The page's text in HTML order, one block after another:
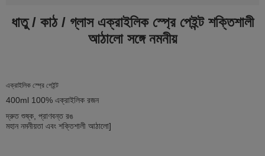
ধাতু / কাঠ / গ্লাস এক্রাইলিক স্প্রে পেইন্ট শক্তিশালী
আঠালো সঙ্গে নমনীয়
এক্রাইলিক স্প্রে পেইন্ট
400ml 100% এক্রাইলিক রজন
দ্রুত শুষ্ক, প্রাণবন্ত রঙ
মহান নমনীয়তা এবং শক্তিশালী আঠালো]